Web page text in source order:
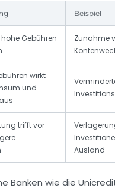
Beispiel
Gebühren
Zunahme
wirkt
und
trifft vor
Ausland
Banken wie die